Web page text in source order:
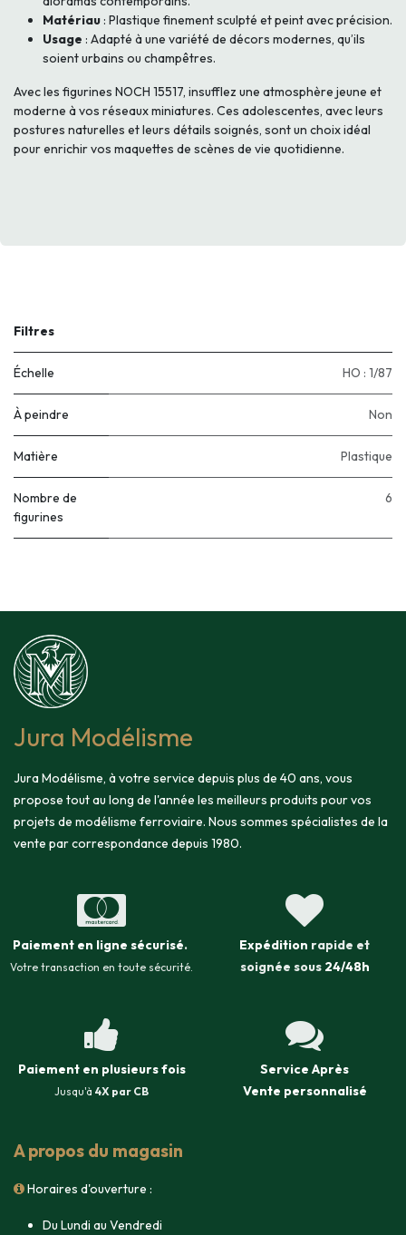
Matériau : Plastique finement sculpté et peint avec précision.
Usage : Adapté à une variété de décors modernes, qu’ils
soient urbains ou champêtres.
Avec les figurines NOCH 15517, insufflez une atmosphère jeune et
moderne à vos réseaux miniatures. Ces adolescentes, avec leurs
postures naturelles et leurs détails soignés, sont un choix idéal
pour enrichir vos maquettes de scènes de vie quotidienne.
Filtres
Échelle HO : 1/87
À peindre Non
Matière Plastique
Nombre de
figurines
6
Jura Modélisme
Jura Modélisme, à votre service depuis plus de 40 ans, vous
propose tout au long de l'année les meilleurs produits pour vos
projets de modélisme ferroviaire. Nous sommes spécialistes de la
vente par correspondance depuis 1980.
Paiement en ligne sécurisé.
Votre transaction en toute sécurité.
Expédition rapide et
soignée sous 24/48h
Paiement en plusieurs fois
Jusqu'à 4X par CB
Service Après
Vente personnalisé
A propos du magasin
Horaires d'ouverture :
Du Lundi au Vendredi